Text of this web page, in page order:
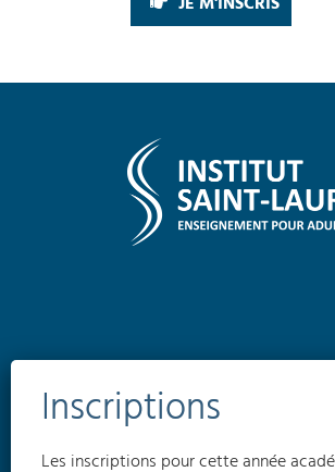
Les inscriptions pour cette année